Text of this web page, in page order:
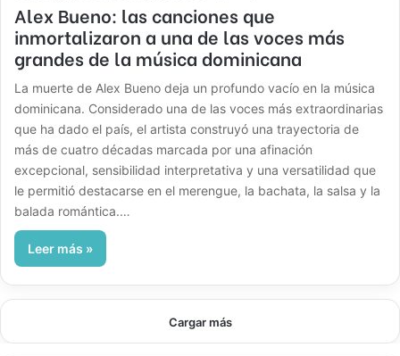
Alex Bueno: las canciones que
inmortalizaron a una de las voces más
grandes de la música dominicana
La muerte de Alex Bueno deja un profundo vacío en la música
dominicana. Considerado una de las voces más extraordinarias
que ha dado el país, el artista construyó una trayectoria de
más de cuatro décadas marcada por una afinación
excepcional, sensibilidad interpretativa y una versatilidad que
le permitió destacarse en el merengue, la bachata, la salsa y la
balada romántica.…
Leer más »
Cargar más